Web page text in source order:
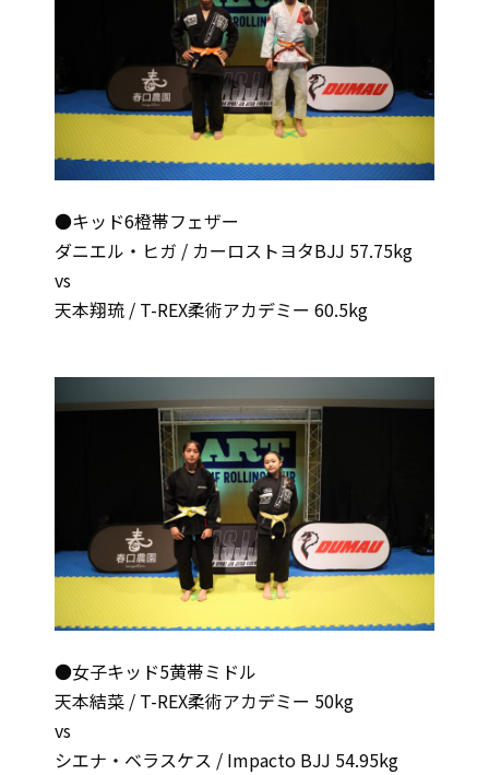
●キッド6橙帯フェザー
ダニエル・ヒガ / カーロストヨタBJJ 57.75kg
vs
天本翔琉 / T-REX柔術アカデミー 60.5kg
●女子キッド5黄帯ミドル
天本結菜 / T-REX柔術アカデミー 50kg
vs
シエナ・ベラスケス / Impacto BJJ 54.95kg